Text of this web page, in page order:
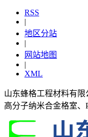
RSS
|
地区分站
|
网站地图
|
XML
山东蜂格工程材料有限
高分子纳米合金格室、